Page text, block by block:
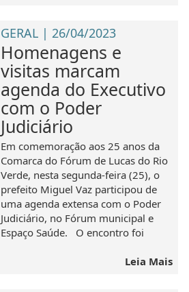
GERAL | 26/04/2023
Homenagens e
visitas marcam
agenda do Executivo
com o Poder
Judiciário
Em comemoração aos 25 anos da
Comarca do Fórum de Lucas do Rio
Verde, nesta segunda-feira (25), o
prefeito Miguel Vaz participou de
uma agenda extensa com o Poder
Judiciário, no Fórum municipal e
Espaço Saúde. O encontro foi
Leia Mais